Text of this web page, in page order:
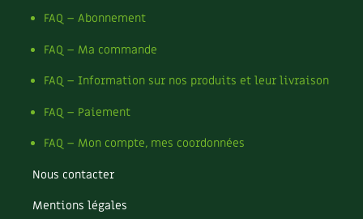
Actions pour la planète
Les 4 saisons
Archives
FAQ – Abonnement
FAQ – Ma commande
FAQ – Information sur nos produits et leur livraison
FAQ – Paiement
FAQ – Mon compte, mes coordonnées
Nous contacter
Mentions légales